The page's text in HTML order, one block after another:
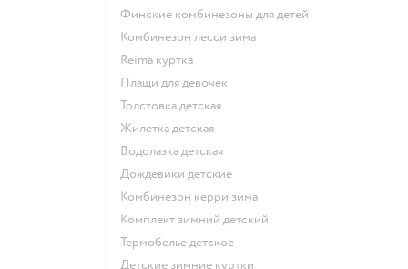
Финские комбинезоны для детей
Комбинезон лесси зима
Reima куртка
Плащи для девочек
Толстовка детская
Жилетка детская
Водолазка детская
Дождевики детские
Комбинезон керри зима
Комплект зимний детский
Термобелье детское
Детские зимние куртки